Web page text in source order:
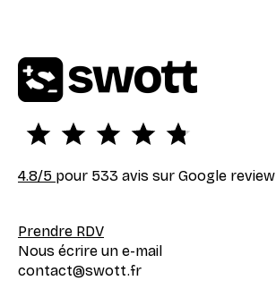
4.8/5 pour 533 avis sur Google review
Prendre RDV
Nous écrire un e-mail
contact@swott.fr